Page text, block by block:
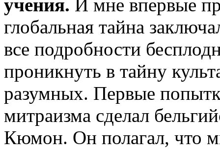
учения. И мне впервые
глобальная тайна
все подробности
проникнуть в тайну
разумных. Первые
митраизма сделал
Кюмон. Он полагал, что